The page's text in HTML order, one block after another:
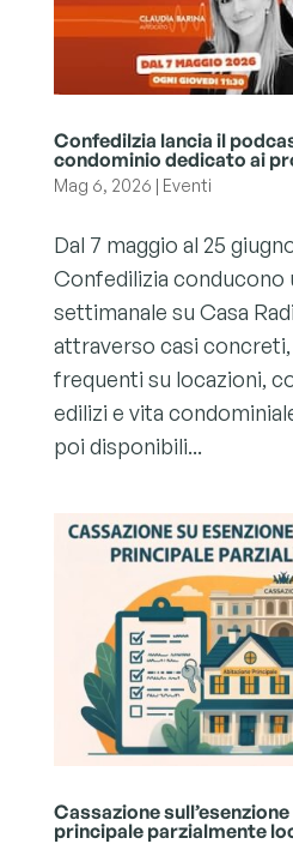
Confedilzia lancia il
condominio dedicato ai
Mag 6, 2026 | Eventi
Dal 7 maggio al 25
Confedilizia conducono
settimanale su Casa
attraverso casi concreti,
frequenti su locazioni,
edilizi e vita
poi disponibili...
Cassazione
principale parzialmente